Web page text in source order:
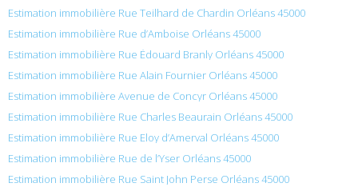
Estimation immobilière Rue Teilhard de Chardin Orléans 45000
Estimation immobilière Rue d’Amboise Orléans 45000
Estimation immobilière Rue Édouard Branly Orléans 45000
Estimation immobilière Rue Alain Fournier Orléans 45000
Estimation immobilière Avenue de Concyr Orléans 45000
Estimation immobilière Rue Charles Beaurain Orléans 45000
Estimation immobilière Rue Eloy d’Amerval Orléans 45000
Estimation immobilière Rue de l’Yser Orléans 45000
Estimation immobilière Rue Saint John Perse Orléans 45000